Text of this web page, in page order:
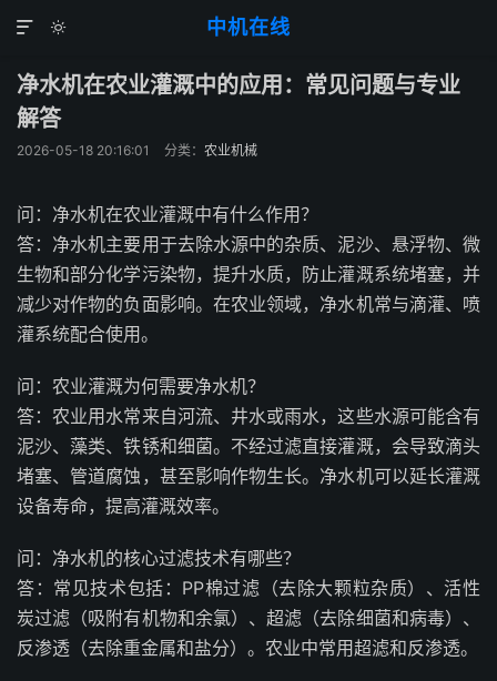
中机在线


净水机在农业灌溉中的应用：常见问题与专业
解答
2026-05-18 20:16:01 分类： 农业机械
问：净水机在农业灌溉中有什么作用？
答：净水机主要用于去除水源中的杂质、泥沙、悬浮物、微
生物和部分化学污染物，提升水质，防止灌溉系统堵塞，并
减少对作物的负面影响。在农业领域，净水机常与滴灌、喷
灌系统配合使用。
问：农业灌溉为何需要净水机？
答：农业用水常来自河流、井水或雨水，这些水源可能含有
泥沙、藻类、铁锈和细菌。不经过滤直接灌溉，会导致滴头
堵塞、管道腐蚀，甚至影响作物生长。净水机可以延长灌溉
设备寿命，提高灌溉效率。
问：净水机的核心过滤技术有哪些？
答：常见技术包括：PP棉过滤（去除大颗粒杂质）、活性
炭过滤（吸附有机物和余氯）、超滤（去除细菌和病毒）、
反渗透（去除重金属和盐分）。农业中常用超滤和反渗透。